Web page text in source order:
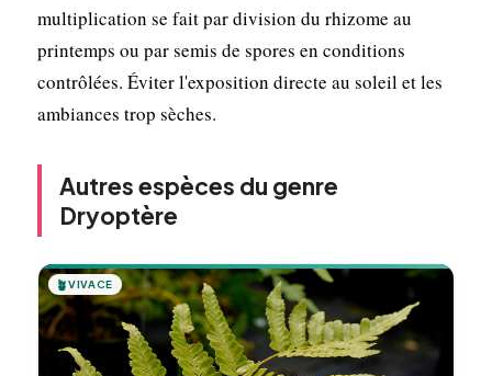
multiplication se fait par division du rhizome au
printemps ou par semis de spores en conditions
contrôlées. Éviter l'exposition directe au soleil et les
ambiances trop sèches.
Autres espèces du genre
Dryoptère
🪴VIVACE